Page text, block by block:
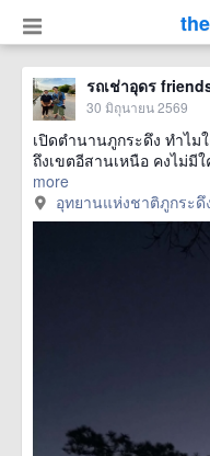
รถเช่าอุดร
30 มิถุนายน 2569
เปิดตำนานภูกระดึง ทำไ
ถึงเขตอีสานเหนือ คงไม่มี
more
อุทยานแห่งชาติภูกระดึ